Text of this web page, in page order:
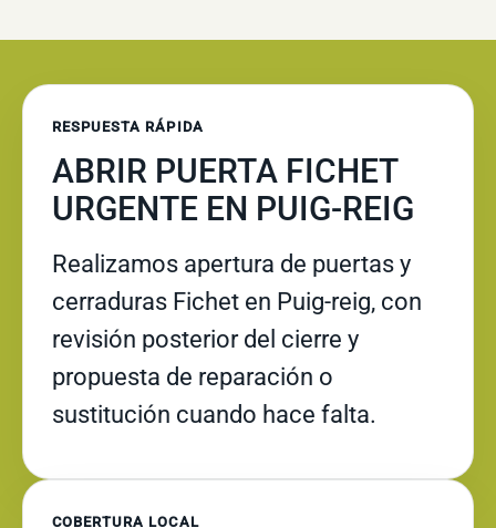
RESPUESTA RÁPIDA
ABRIR PUERTA FICHET
URGENTE EN PUIG-REIG
Realizamos apertura de puertas y
cerraduras Fichet en Puig-reig, con
revisión posterior del cierre y
propuesta de reparación o
sustitución cuando hace falta.
COBERTURA LOCAL